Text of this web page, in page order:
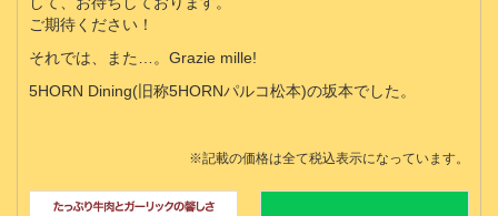
ご期待ください！
それでは、また…。Grazie mille!
5HORN Dining(旧称5HORNパルコ松本)の坂本でした。
※記載の価格は全て税込表示になっています。